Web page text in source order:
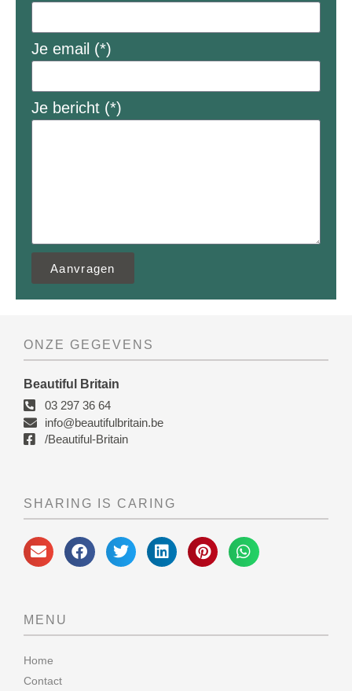
Je email (*)
Je bericht (*)
Aanvragen
ONZE GEGEVENS
Beautiful Britain
03 297 36 64
info@beautifulbritain.be
/Beautiful-Britain
SHARING IS CARING
MENU
Home
Contact